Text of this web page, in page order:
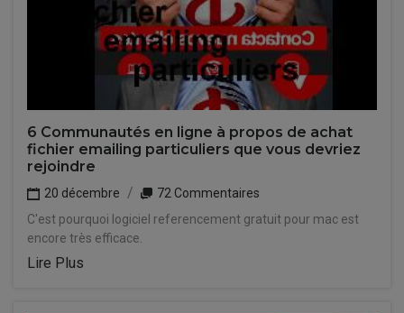
6 Communautés en ligne à propos de achat
fichier emailing particuliers que vous devriez
rejoindre
20 décembre
72 Commentaires
C'est pourquoi logiciel referencement gratuit pour mac est
encore très efficace.
Lire Plus